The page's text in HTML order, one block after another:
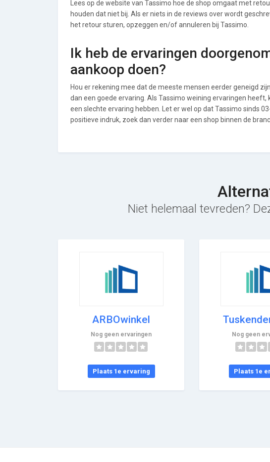
Lees op de website van Tassimo hoe de shop omgaat met
houden dat niet bij. Als er niets in de reviews over wordt
het retour sturen, opzeggen en/of annuleren bij Tassimo.
Ik heb de ervaringen
aankoop doen?
Hou er rekening mee dat de meeste mensen eerder geneigd
dan een goede ervaring. Als Tassimo weining ervaringen
een slechte ervaring hebben. Let er wel op dat Tassimo sinds
positieve indruk, zoek dan verder naar een shop binnen de
Niet helemaal tevreden?
ARBOwinkel
Nog geen ervaringen
Plaats 1e ervaring
Nog geen
Plaats 1e